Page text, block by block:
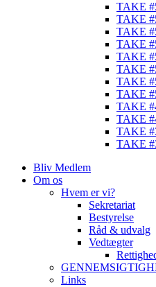
TAKE
TAKE
TAKE
TAKE
TAKE
TAKE
TAKE
TAKE
TAKE
TAKE
TAKE
TAKE
Bliv Medlem
Om os
Hvem er vi?
Sekretariat
Bestyrelse
Råd & udvalg
Vedtægter
Links